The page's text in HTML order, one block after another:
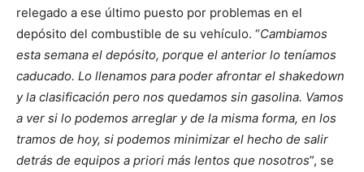
relegado a ese último puesto por problemas en el
depósito del combustible de su vehículo. “Cambiamos
esta semana el depósito, porque el anterior lo teníamos
caducado. Lo llenamos para poder afrontar el shakedown
y la clasificación pero nos quedamos sin gasolina. Vamos
a ver si lo podemos arreglar y de la misma forma, en los
tramos de hoy, si podemos minimizar el hecho de salir
detrás de equipos a priori más lentos que nosotros”, se